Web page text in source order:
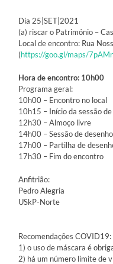
Dia 25|SET|2021
(a) riscar o Património –
Local de encontro: Rua
(https://goo.gl/maps/
Hora de encontro: 10h00
Programa geral:
10h00 – Encontro no local
10h15 – Início da sessão
12h30 – Almoço livre
14h00 – Sessão de
17h00 – Partilha de
17h30 – Fim do encontro
Anfitrião:
Pedro Alegria
USkP-Norte
Recomendações COVID19:
1) o uso de máscara é
2) há um número limite de